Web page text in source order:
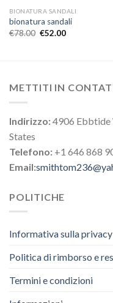
BIONATURA SANDALI
bionatura sandali
€78.00 €52.00
METTITI IN
Indirizzo:4906 Ebbtide
States
Telefono: +1 646 868
Email:
POLITICHE
Informativa sulla privacy
Politica di rimborso e
Termini e condizioni